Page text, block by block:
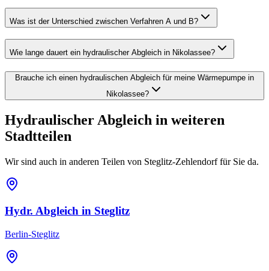
Was ist der Unterschied zwischen Verfahren A und B?
Wie lange dauert ein hydraulischer Abgleich in Nikolassee?
Brauche ich einen hydraulischen Abgleich für meine Wärmepumpe in
Nikolassee?
Hydraulischer Abgleich in weiteren
Stadtteilen
Wir sind auch in anderen Teilen von Steglitz-Zehlendorffür Sie da.
Hydr. Abgleich in Steglitz
Berlin-Steglitz